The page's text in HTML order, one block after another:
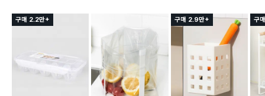
구매 2.2만+ 구매 2.9만+ 구